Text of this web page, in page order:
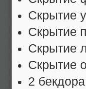
Скрытие
Скрытие
Скрытие
Скрытие
2